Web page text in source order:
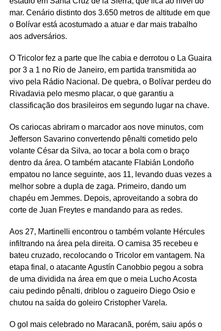
mar. Cenário distinto dos 3.650 metros de altitude em que
o Bolívar está acostumado a atuar e dar mais trabalho
aos adversários.
O Tricolor fez a parte que lhe cabia e derrotou o La Guaira
por 3 a 1 no Rio de Janeiro, em partida transmitida ao
vivo pela Rádio Nacional. De quebra, o Bolívar perdeu do
Rivadavia pelo mesmo placar, o que garantiu a
classificação dos brasileiros em segundo lugar na chave.
Os cariocas abriram o marcador aos nove minutos, com
Jefferson Savarino convertendo pênalti cometido pelo
volante César da Silva, ao tocar a bola com o braço
dentro da área. O também atacante Flabián Londoño
empatou no lance seguinte, aos 11, levando duas vezes a
melhor sobre a dupla de zaga. Primeiro, dando um
chapéu em Jemmes. Depois, aproveitando a sobra do
corte de Juan Freytes e mandando para as redes.
Aos 27, Martinelli encontrou o também volante Hércules
infiltrando na área pela direita. O camisa 35 recebeu e
bateu cruzado, recolocando o Tricolor em vantagem. Na
etapa final, o atacante Agustín Canobbio pegou a sobra
de uma dividida na área em que o meia Lucho Acosta
caiu pedindo pênalti, driblou o zagueiro Diego Osio e
chutou na saída do goleiro Cristopher Varela.
O gol mais celebrado no Maracanã, porém, saiu após o